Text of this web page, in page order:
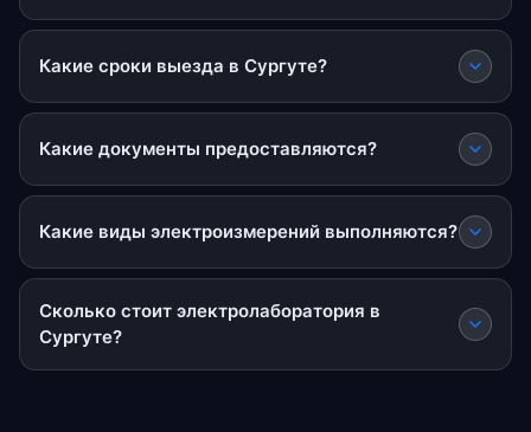
Какие сроки выезда в Сургуте?
Какие документы предоставляются?
Какие виды электроизмерений выполняются?
Сколько стоит электролаборатория в
Сургуте?